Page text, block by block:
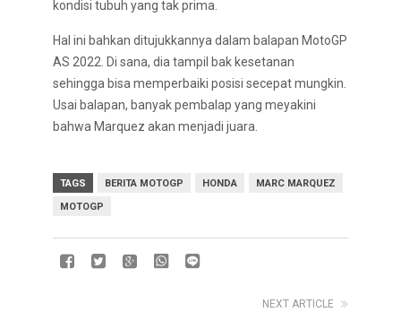
kondisi tubuh yang tak prima.
Hal ini bahkan ditujukkannya dalam balapan MotoGP
AS 2022. Di sana, dia tampil bak kesetanan
sehingga bisa memperbaiki posisi secepat mungkin.
Usai balapan, banyak pembalap yang meyakini
bahwa Marquez akan menjadi juara.
TAGS BERITA MOTOGP HONDA
MARC MARQUEZ
MOTOGP
NEXT ARTICLE